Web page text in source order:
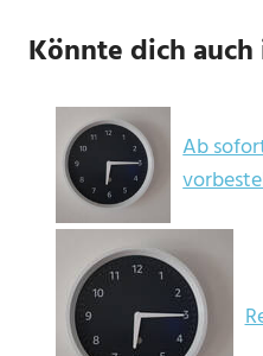
Könnte dich
Ab